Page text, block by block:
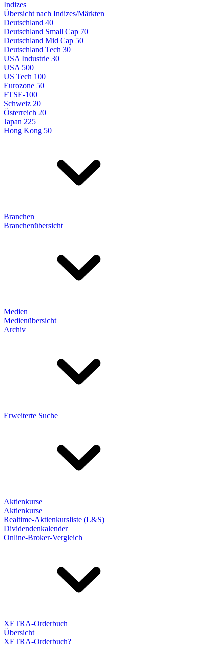
Indizes
Übersicht nach Indizes/Märkten
Deutschland 40
Deutschland Small Cap 70
Deutschland Mid Cap 50
Deutschland Tech 30
USA Industrie 30
USA 500
US Tech 100
Eurozone 50
FTSE-100
Schweiz 20
Österreich 20
Japan 225
Hong Kong 50
Branchen
Branchenübersicht
Medien
Medienübersicht
Archiv
Erweiterte Suche
Aktienkurse
Aktienkurse
Realtime-Aktienkursliste (L&S)
Dividendenkalender
Online-Broker-Vergleich
XETRA-Orderbuch
Übersicht
XETRA-Orderbuch?